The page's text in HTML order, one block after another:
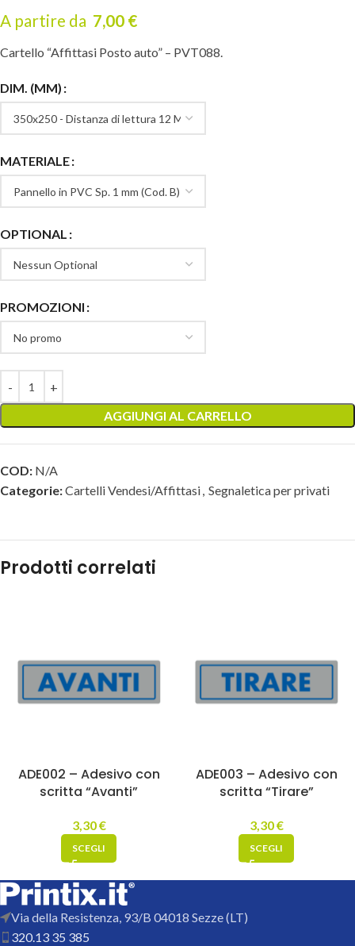
A partire da 7,00 €
Cartello “Affittasi Posto auto” – PVT088.
DIM. (MM)
MATERIALE
OPTIONAL
PROMOZIONI
AGGIUNGI AL CARRELLO
COD: N/A
Categorie:Cartelli Vendesi/Affittasi, Segnaletica per privati
Prodotti correlati
ADE002 – Adesivo con
scritta “Avanti”
3,30€
SCEGLI
ADE003 – Adesivo con
scritta “Tirare”
3,30€
SCEGLI
Via della Resistenza, 93/B 04018 Sezze (LT)
320.13 35 385